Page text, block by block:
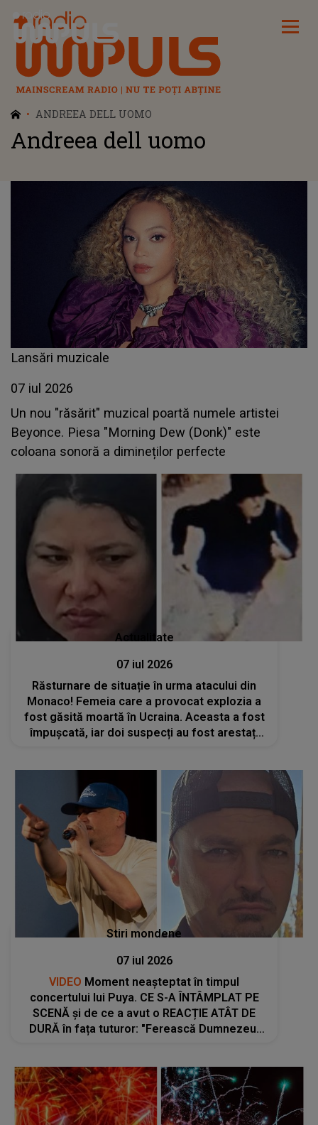
Radio Impuls
ANDREEA DELL UOMO
Andreea dell uomo
Lansări muzicale
07 iul 2026
Un nou "răsărit" muzical poartă numele artistei
Beyonce. Piesa "Morning Dew (Donk)" este
coloana sonoră a dimineților perfecte
Actualitate
07 iul 2026
Răsturnare de situație în urma atacului din
Monaco! Femeia care a provocat explozia a
fost găsită moartă în Ucraina. Aceasta a fost
împușcată, iar doi suspecți au fost arestați
Stiri mondene
07 iul 2026
VIDEO Moment neașteptat în timpul
concertului lui Puya. CE S-A ÎNTÂMPLAT PE
SCENĂ și de ce a avut o REACȚIE ATÂT DE
DURĂ în fața tuturor: "Ferească Dumnezeu!